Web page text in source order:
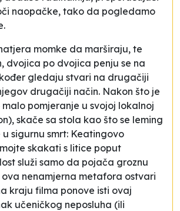
naopačke, tako da pogledamo
.
momke da marširaju, te
dvojica po dvojica penju se na
gledaju stvari na drugačiji
drugačiji način. Nakon što je
malo pomjeranje u svojoj lokalnoj
skače sa stola kao što se leming
sigurnu smrt: Keatingovo
skakati s litice poput
služi samo da pojača groznu
nenamjerna metafora ostvari
kraju filma ponove isti ovaj
učeničkog neposluha (ili